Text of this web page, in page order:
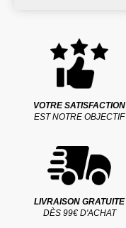
VOTRE SATISFACTION
EST NOTRE OBJECTIF
LIVRAISON GRATUITE
DÈS 99€ D'ACHAT